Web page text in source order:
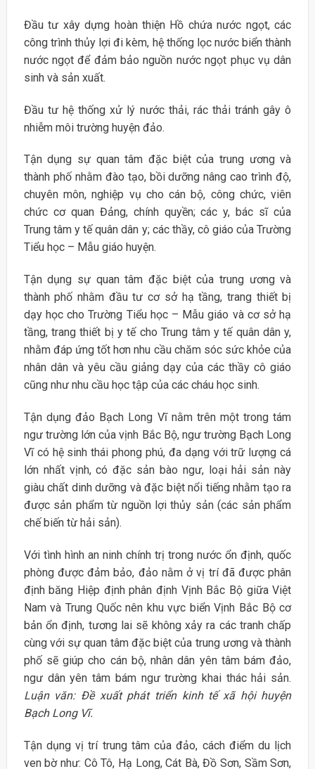
Đầu tư xây dựng hoàn thiện Hồ chứa nước ngọt, các
công trình thủy lợi đi kèm, hệ thống lọc nước biển thành
nước ngọt để đảm bảo nguồn nước ngọt phục vụ dân
sinh và sản xuất.
Đầu tư hệ thống xử lý nước thải, rác thải tránh gây ô
nhiễm môi trường huyện đảo.
Tận dụng sự quan tâm đặc biệt của trung ương và
thành phố nhằm đào tạo, bồi dưỡng nâng cao trình độ,
chuyên môn, nghiệp vụ cho cán bộ, công chức, viên
chức cơ quan Đảng, chính quyền; các y, bác sĩ của
Trung tâm y tế quân dân y; các thầy, cô giáo của Trường
Tiểu học – Mẫu giáo huyện.
Tận dụng sự quan tâm đặc biệt của trung ương và
thành phố nhằm đầu tư cơ sở hạ tầng, trang thiết bị
dạy học cho Trường Tiểu học – Mẫu giáo và cơ sở hạ
tầng, trang thiết bị y tế cho Trung tâm y tế quân dân y,
nhằm đáp ứng tốt hơn nhu cầu chăm sóc sức khỏe của
nhân dân và yêu cầu giảng dạy của các thầy cô giáo
cũng như nhu cầu học tập của các cháu học sinh.
Tận dụng đảo Bạch Long Vĩ nằm trên một trong tám
ngư trường lớn của vịnh Bắc Bộ, ngư trường Bạch Long
Vĩ có hệ sinh thái phong phú, đa dạng với trữ lượng cá
lớn nhất vịnh, có đặc sản bào ngư, loại hải sản này
giàu chất dinh dưỡng và đặc biệt nổi tiếng nhằm tạo ra
được sản phẩm từ nguồn lợi thủy sản (các sản phẩm
chế biến từ hải sản).
Với tình hình an ninh chính trị trong nước ổn định, quốc
phòng được đảm bảo, đảo nằm ở vị trí đã được phân
định băng Hiệp định phân định Vịnh Bắc Bộ giữa Việt
Nam và Trung Quốc nên khu vực biển Vịnh Bắc Bộ cơ
bản ổn định, tương lai sẽ không xảy ra các tranh chấp
cùng với sự quan tâm đặc biệt của trung ương và thành
phố sẽ giúp cho cán bộ, nhân dân yên tâm bám đảo,
ngư dân yên tâm bám ngư trường khai thác hải sản.
Luận văn: Đề xuất phát triển kinh tế xã hội huyện
Bạch Long Vĩ.
Tận dụng vị trí trung tâm của đảo, cách điểm du lịch
ven bờ như: Cô Tô, Hạ Long, Cát Bà, Đồ Sơn, Sầm Sơn,